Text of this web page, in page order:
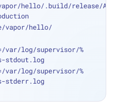
hello/.build/release/App
vapor/hello/
var/log/supervisor/%
stdout.log
log/supervisor/%
stderr.log